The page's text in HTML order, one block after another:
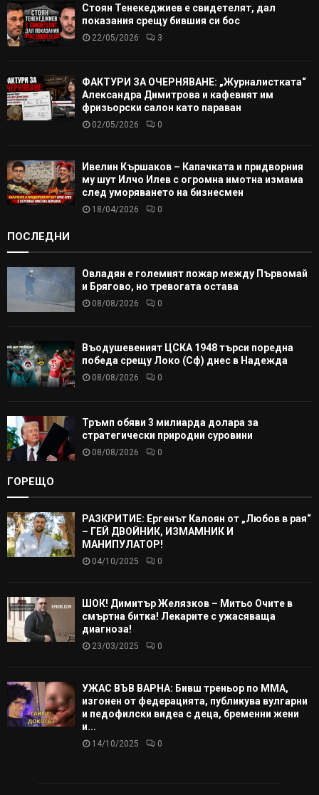
Стоян Тенекеджиев е свидетелят, дал
показания срещу бившия си бос
22/05/2026 3
ФАКТУРИ ЗА ОЧЕРНЯВАНЕ: „Журналистката“
Александра Димитрова и кафевият им
фризьорски салон като параван
02/05/2026 0
Ивелин Кършаков – Капачката и придворния
му шут Илчо Илев с огромна имотна измама
след уморяването на бизнесмен
18/04/2026 0
ПОСЛЕДНИ
Овладян е големият пожар между Първомай
и Брягово, но тревогата остава
08/08/2026 0
Въодушевеният ЦСКА 1948 търси поредна
победа срещу Локо (Сф) днес в Надежда
08/08/2026 0
Тръмп обяви 3 милиарда долара за
стратегически природни суровини
08/08/2026 0
ГОРЕЩО
РАЗКРИТИЕ: Ергенът Калоян от „Любов в рая“
– ГЕЙ ДВОЙНИК, ИЗМАМНИК И
МАНИПУЛАТОР!
04/10/2025 0
ШОК! Димитър Желязков – Митьо Очите в
смъртна битка! Лекарите с ужасяваща
диагноза!
23/03/2025 0
УЖАС ВЪВ ВАРНА: Бивш треньор по ММА,
изгонен от федерацията, публикува вулгарни
и педофилски видеа с деца, бременни жени
и...
14/10/2025 0